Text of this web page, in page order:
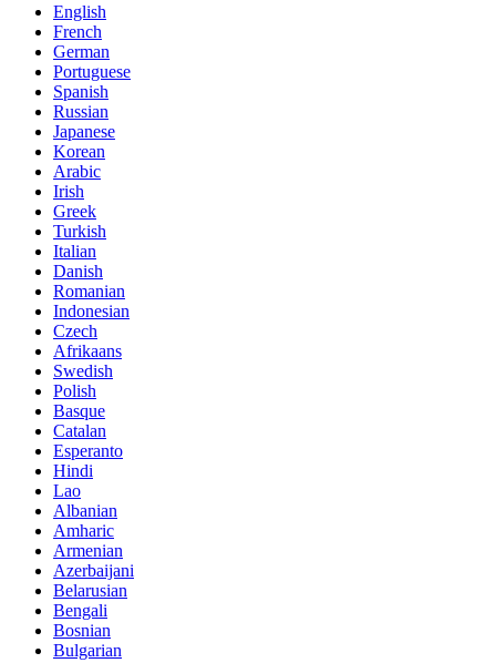
English
French
German
Portuguese
Spanish
Russian
Japanese
Korean
Arabic
Irish
Greek
Turkish
Italian
Danish
Romanian
Indonesian
Czech
Afrikaans
Swedish
Polish
Basque
Catalan
Esperanto
Hindi
Lao
Albanian
Amharic
Armenian
Azerbaijani
Belarusian
Bengali
Bosnian
Bulgarian